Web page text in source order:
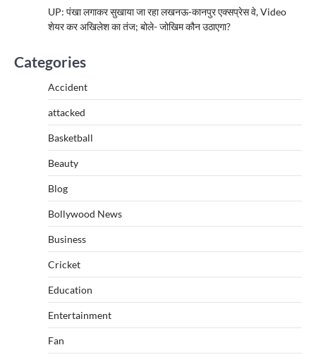
UP: पंखा लगाकर सुखाया जा रहा लखनऊ-कानपुर एक्सप्रेस वे, Video
शेयर कर अखिलेश का तंज; बोले- जोखिम कौन उठाएगा?
Categories
Accident
attacked
Basketball
Beauty
Blog
Bollywood News
Business
Cricket
Education
Entertainment
Fan